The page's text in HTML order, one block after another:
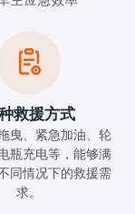

救援方式
曳、紧急加油、轮
瓶充电等，能够满
同情况下的救援需
求。